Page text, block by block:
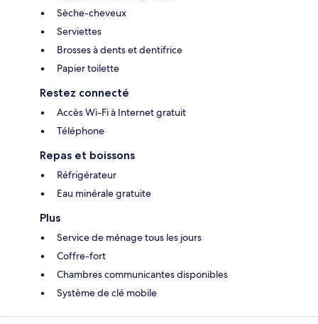
Sèche-cheveux
Serviettes
Brosses à dents et dentifrice
Papier toilette
Restez connecté
Accès Wi-Fi à Internet gratuit
Téléphone
Repas et boissons
Réfrigérateur
Eau minérale gratuite
Plus
Service de ménage tous les jours
Coffre-fort
Chambres communicantes disponibles
Système de clé mobile